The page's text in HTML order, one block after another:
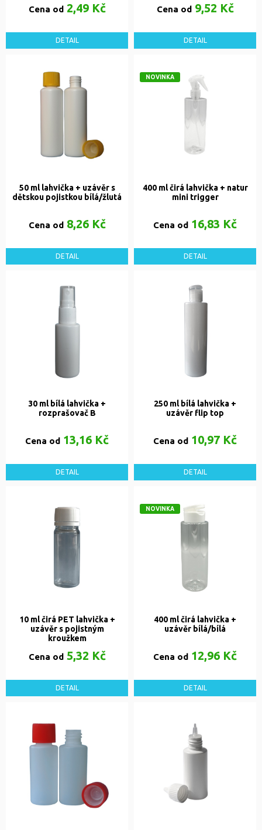
Cena od2,49 Kč
DETAIL
Cena od9,52 Kč
DETAIL
50 ml lahvička + uzávěr s
dětskou pojistkou bílá/žlutá
Cena od8,26 Kč
DETAIL
NOVINKA
400 ml čirá lahvička + natur
mini trigger
Cena od 16,83 Kč
DETAIL
30 ml bílá lahvička +
rozprašovač B
Cena od 13,16 Kč
DETAIL
250 ml bílá lahvička +
uzávěr flip top
Cena od 10,97 Kč
DETAIL
10 ml čirá PET lahvička +
uzávěr s pojistným
kroužkem
Cena od5,32 Kč
DETAIL
NOVINKA
400 ml čirá lahvička +
uzávěr bílá/bílá
Cena od 12,96 Kč
DETAIL